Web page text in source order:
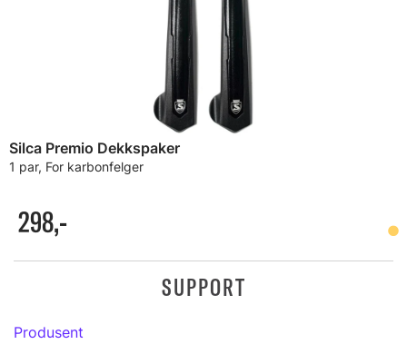
Silca Premio Dekkspaker
1 par, For karbonfelger
298,-
SUPPORT
Produsent